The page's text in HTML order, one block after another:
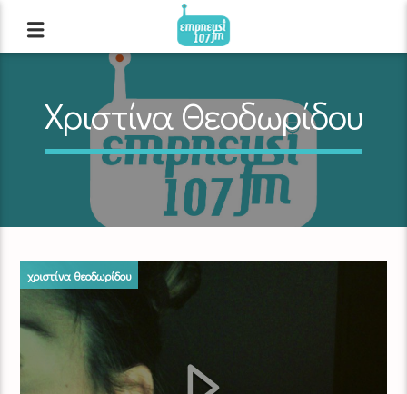
Χριστίνα Θεοδωρίδου
χριστίνα θεοδωρίδου